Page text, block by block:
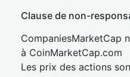
Clause de non-
CompaniesMarketCap
à CoinMarketCap.com
Les prix des actions